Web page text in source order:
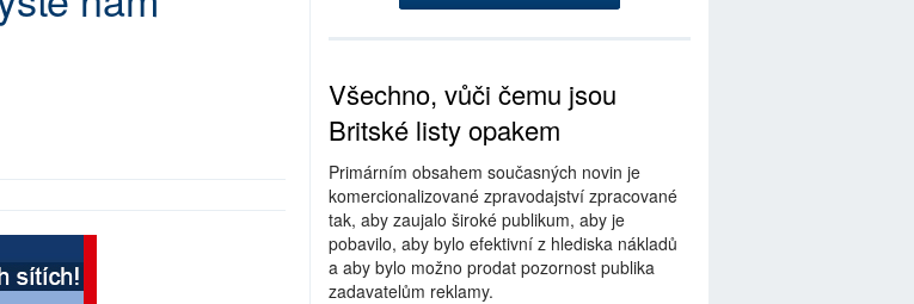
Všechno, vůči čemu jsou
Britské listy opakem
Primárním obsahem současných novin je
komercionalizované zpravodajství zpracované
tak, aby zaujalo široké publikum, aby je
pobavilo, aby bylo efektivní z hlediska nákladů
a aby bylo možno prodat pozornost publika
zadavatelům reklamy.